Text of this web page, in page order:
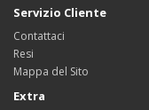
Servizio Cliente
Contattaci
Resi
Mappa del Sito
Extra